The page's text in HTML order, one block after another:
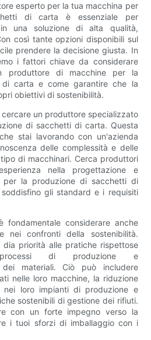
esperto per la tua macchina per
di carta è essenziale per
una soluzione di alta qualità,
così tante opzioni disponibili sul
prendere la decisione giusta. In
i fattori chiave da considerare
produttore di macchine per la
carta e come garantire che la
obiettivi di sostenibilità.
un produttore specializzato
di sacchetti di carta. Questa
stai lavorando con un'azienda
delle complessità e delle
di macchinari. Cerca produttori
nella progettazione e
per la produzione di sacchetti di
gli standard e i requisiti
fondamentale considerare anche
nei confronti della sostenibilità.
priorità alle pratiche rispettose
di produzione e
dei materiali. Ciò può includere
nelle loro macchine, la riduzione
nei loro impianti di produzione e
sostenibili di gestione dei rifiuti.
con un forte impegno verso la
i tuoi sforzi di imballaggio con i